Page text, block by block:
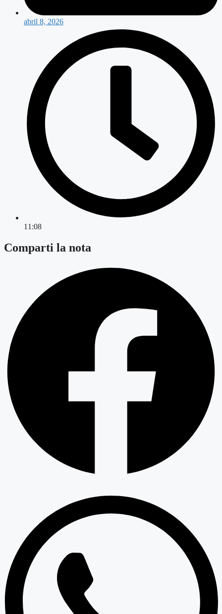
abril 8, 2026
11:08
Comparti la nota